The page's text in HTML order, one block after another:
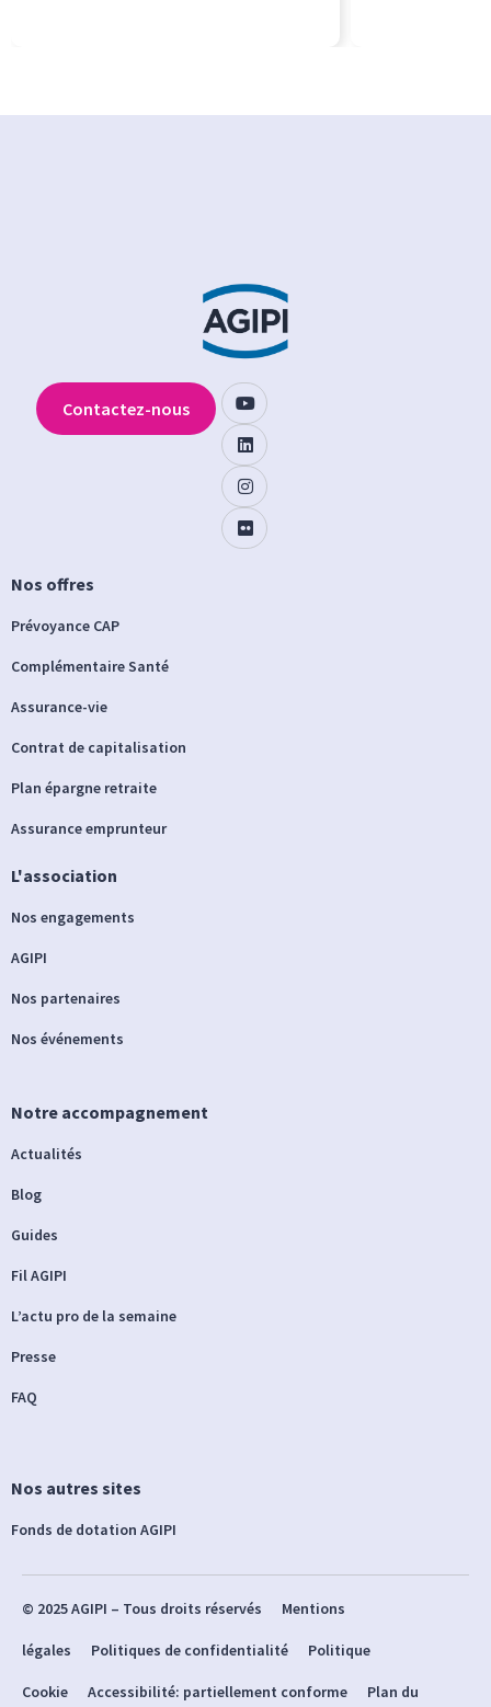
Nos offres
Prévoyance CAP
Complémentaire Santé
Assurance-vie
Contrat de capitalisation
Plan épargne retraite
Assurance emprunteur
L'association
Nos engagements
AGIPI
Nos partenaires
Nos événements
Notre accompagnement
Actualités
Blog
Guides
Fil AGIPI
L’actu pro de la semaine
Presse
FAQ
Nos autres sites
Fonds de dotation AGIPI
Contactez-nous
© 2025 AGIPI – Tous droits réservés Mentions
légales Politiques de confidentialité Politique
Cookie Accessibilité: partiellement conforme Plan du